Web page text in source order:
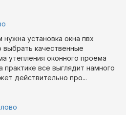
установка окна пвх
качественные
утепления оконного проема
все выглядит намного
действительно про...